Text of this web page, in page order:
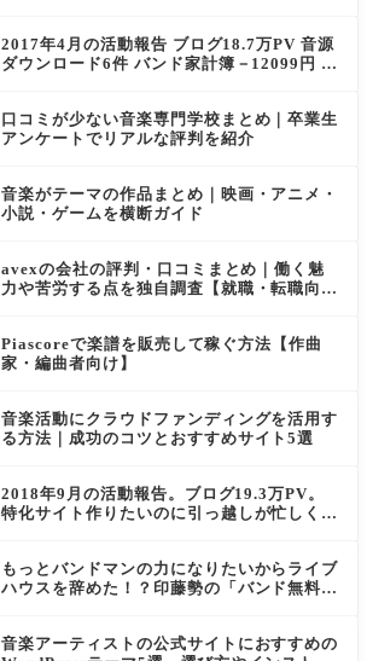
2017年4月の活動報告 ブログ18.7万PV 音源
ダウンロード6件 バンド家計簿－12099円 ヘ
口コミが少ない音楽専門学校まとめ｜卒業生
アンケートでリアルな評判を紹介
音楽がテーマの作品まとめ｜映画・アニメ・
小説・ゲームを横断ガイド
avexの会社の評判・口コミまとめ｜働く魅
力や苦労する点を独自調査【就職・転職向
Piascoreで楽譜を販売して稼ぐ方法【作曲
家・編曲者向け】
音楽活動にクラウドファンディングを活用す
る方法｜成功のコツとおすすめサイト5選
2018年9月の活動報告。ブログ19.3万PV。
特化サイト作りたいのに引っ越しが忙しくて
もっとバンドマンの力になりたいからライブ
ハウスを辞めた！？印藤勢の「バンド無料相
音楽アーティストの公式サイトにおすすめの